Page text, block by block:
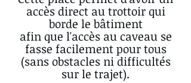
accès direct au trottoir qui
borde le bâtiment
afin que l'accès au caveau se
fasse facilement pour tous
(sans obstacles ni difficultés
sur le trajet).